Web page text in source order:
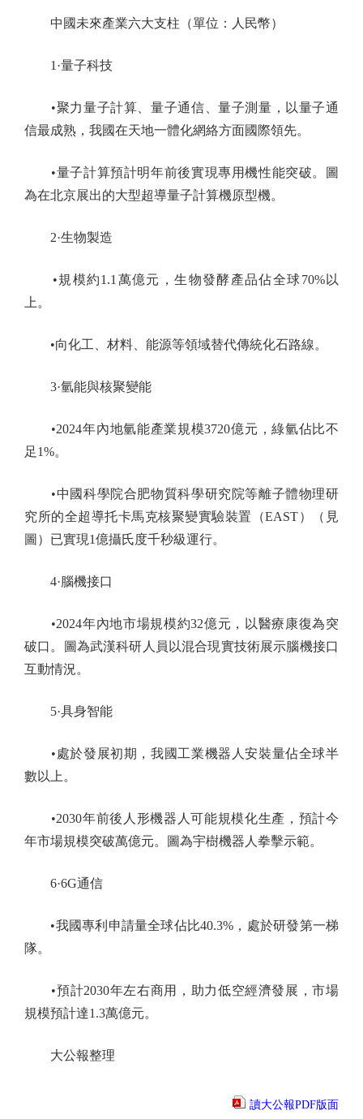
中國未來產業六大支柱（單位：人民幣）
1·量子科技
•聚力量子計算、量子通信、量子測量，以量子通
信最成熟，我國在天地一體化網絡方面國際領先。
•量子計算預計明年前後實現專用機性能突破。圖
為在北京展出的大型超導量子計算機原型機。
2·生物製造
•規模約1.1萬億元，生物發酵產品佔全球70%以
上。
•向化工、材料、能源等領域替代傳統化石路線。
3·氫能與核聚變能
•2024年內地氫能產業規模3720億元，綠氫佔比不
足1%。
•中國科學院合肥物質科學研究院等離子體物理研
究所的全超導托卡馬克核聚變實驗裝置（EAST）（見
圖）已實現1億攝氏度千秒級運行。
4·腦機接口
•2024年內地市場規模約32億元，以醫療康復為突
破口。圖為武漢科研人員以混合現實技術展示腦機接口
互動情況。
5·具身智能
•處於發展初期，我國工業機器人安裝量佔全球半
數以上。
•2030年前後人形機器人可能規模化生產，預計今
年市場規模突破萬億元。圖為宇樹機器人拳擊示範。
6·6G通信
•我國專利申請量全球佔比40.3%，處於研發第一梯
隊。
•預計2030年左右商用，助力低空經濟發展，市場
規模預計達1.3萬億元。
大公報整理
讀大公報PDF版面